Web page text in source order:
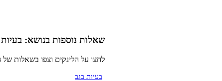
שאלות נוספות בנושא:
לחצו על הלינקים וצפו בשאלות של
בעיות בגב